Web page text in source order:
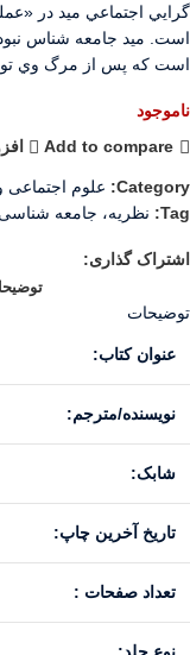
گرايي اجتماعي ميد در
است. ميد جامعه شناس
است كه پس از مرگ وي
ناموجود
Add to compare
Category:
علوم
Tag:
نظریه، جامعه شناسی
اشتراک گذاری:
توضیحات
عنوان کتاب:
نویسنده/مترجم:
شابک:
تاریخ آخرین چاپ:
تعداد صفحات :
نوع جلد: